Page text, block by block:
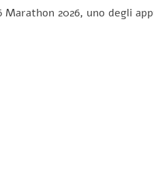
Marathon 2026, uno degli